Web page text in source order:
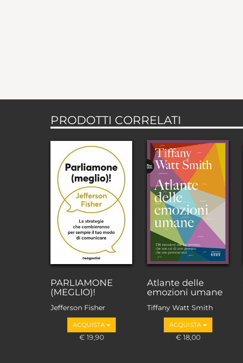
PRODOTTI CORRELATI
PARLIAMONE
(MEGLIO)!
Jefferson Fisher
ACQUISTA
€ 19,90
Atlante delle
emozioni umane
Tiffany Watt Smith
ACQUISTA
€ 18,00